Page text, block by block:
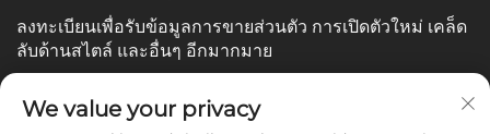
ลงทะเบียนเพื่อรับข้อมูลการขายส่วนตัว การเปิดตัวใหม่ เคล็ด
ลับด้านสไตล์ และอื่นๆ อีกมากมาย
อีเมลของคุณ
We value your privacy